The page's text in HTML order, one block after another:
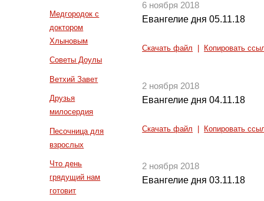
Медгородок с
доктором
Хлыновым
Советы Доулы
Ветхий Завет
Друзья
милосердия
Песочница для
взрослых
Что день
грядущий нам
готовит
6 ноября 2018
Евангелие дня 05.11.18
Скачать файл Копировать
2 ноября 2018
Евангелие дня 04.11.18
Скачать файл Копировать
2 ноября 2018
Евангелие дня 03.11.18